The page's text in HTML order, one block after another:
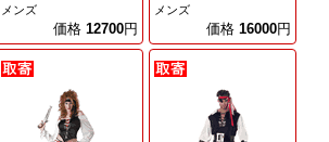
メンズ
価格 12700円
メンズ
価格 16000円